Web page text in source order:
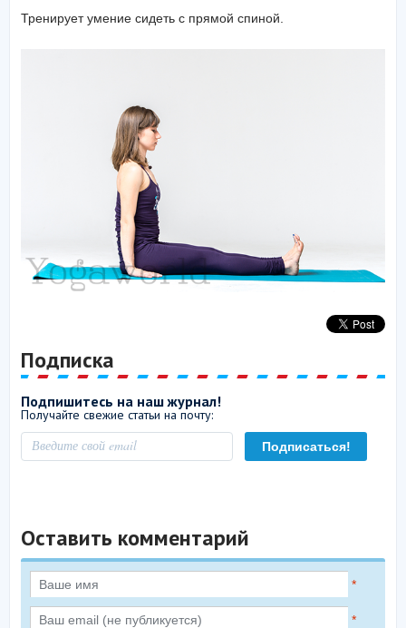
Тренирует умение сидеть с прямой спиной.
Подписка
Подпишитесь на наш журнал!
Получайте свежие статьи на почту:
Оставить комментарий
*
*